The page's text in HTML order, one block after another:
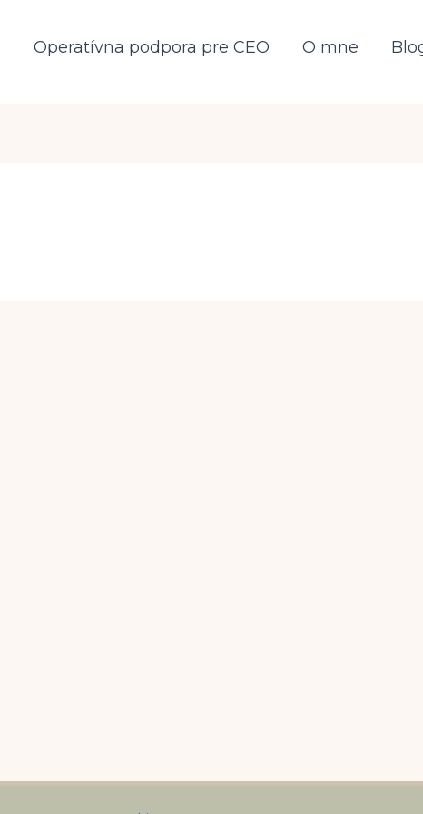
Operatívna podpora pre CEO O mne